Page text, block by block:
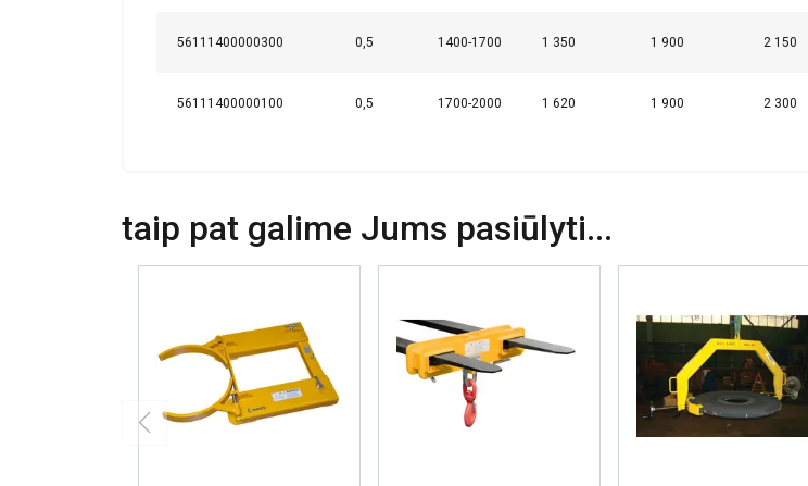
56111400000300 0,5 1400-1700 1 350 1 900 2 150
56111400000100 0,5 1700-2000 1 620 1 900 2 300
taip pat galime Jums pasiūlyti...